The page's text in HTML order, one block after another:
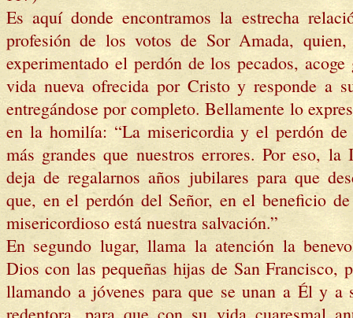
Es aquí donde encontramos la estrecha
profesión de los votos de Sor Amada, quien,
experimentado el perdón de los pecados, acoge
vida nueva ofrecida por Cristo y responde a
entregándose por completo. Bellamente lo
en la homilía: “La misericordia y el perdón
más grandes que nuestros errores. Por eso, la
deja de regalarnos años jubilares para que
que, en el perdón del Señor, en el beneficio
misericordioso está nuestra salvación.”
En segundo lugar, llama la atención la
Dios con las pequeñas hijas de San Francisco,
llamando a jóvenes para que se unan a Él y a